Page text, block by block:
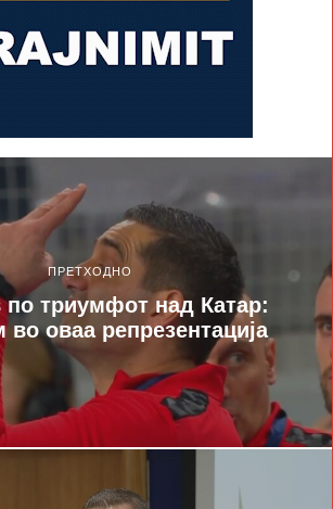
ПРЕТХОДНО
по триумфот над Катар:
во оваа репрезентација